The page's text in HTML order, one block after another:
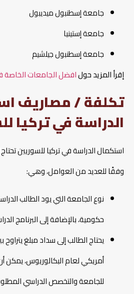
جامعة إسطنبول ميديبول
جامعة إستينيا
جامعة إسطنبول جيلشيم
إقرأ المزيد حولافضل الجامعات الخاصة
تكلفة / مصاريف
الدراسة في تركيا
استكمال الدراسة في تركيا للسوريين
وفقًا للعديد من العوامل، وهي:
نوع الجامعة التي يود الطالب
حكومية، بالإضافة إلى البرنامج
أمريكي لعام البكالوريوس، يمكن
للجامعة والتخصص الدراسي